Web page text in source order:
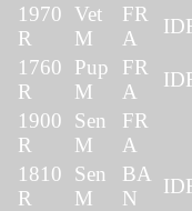
1970
R
Vet
M
FR
A
1760
R
Pup
M
FR
A
1900
R
Sen
M
FR
A
1810
R
Sen
M
BA
N